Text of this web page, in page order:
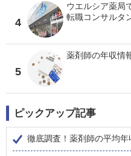
4
ウエルシア薬局
転職コンサルタ
5
薬剤師の年収情
ピックアップ記事
徹底調査！薬剤師の平均年